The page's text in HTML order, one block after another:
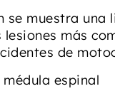
se muestra una
más
de
espinal